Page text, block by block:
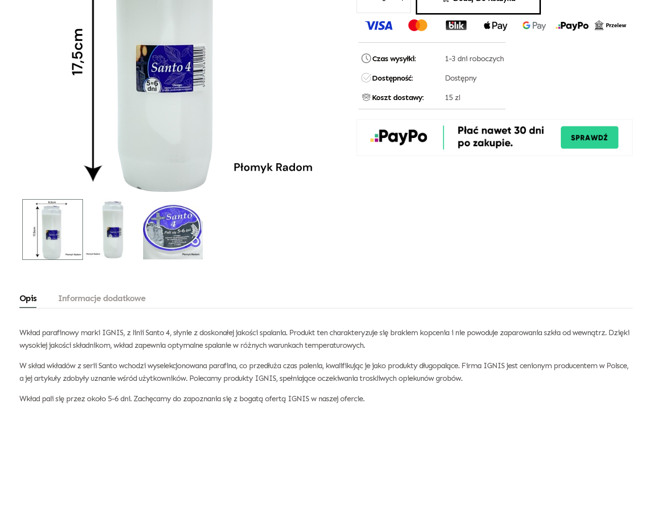
Czas wysyłki: 1-3 dni roboczych
Dostępność: Dostępny
Koszt dostawy: 15 zl
Opis Informacje dodatkowe
Wkład parafinowy marki IGNIS, z linii Santo 4, słynie z doskonałej jakości spalania. Produkt ten charakteryzuje się brakiem kopcenia i nie powoduje zaparowania szkła od wewnątrz. Dzięki
wysokiej jakości składnikom, wkład zapewnia optymalne spalanie w różnych warunkach temperaturowych.
W skład wkładów z serii Santo wchodzi wyselekcjonowana parafina, co przedłuża czas palenia, kwalifikując je jako produkty długopalące. Firma IGNIS jest cenionym producentem w Polsce,
a jej artykuły zdobyły uznanie wśród użytkowników. Polecamy produkty IGNIS, spełniające oczekiwania troskliwych opiekunów grobów.
Wkład pali się przez około 5-6 dni. Zachęcamy do zapoznania się z bogatą ofertą IGNIS w naszej ofercie.